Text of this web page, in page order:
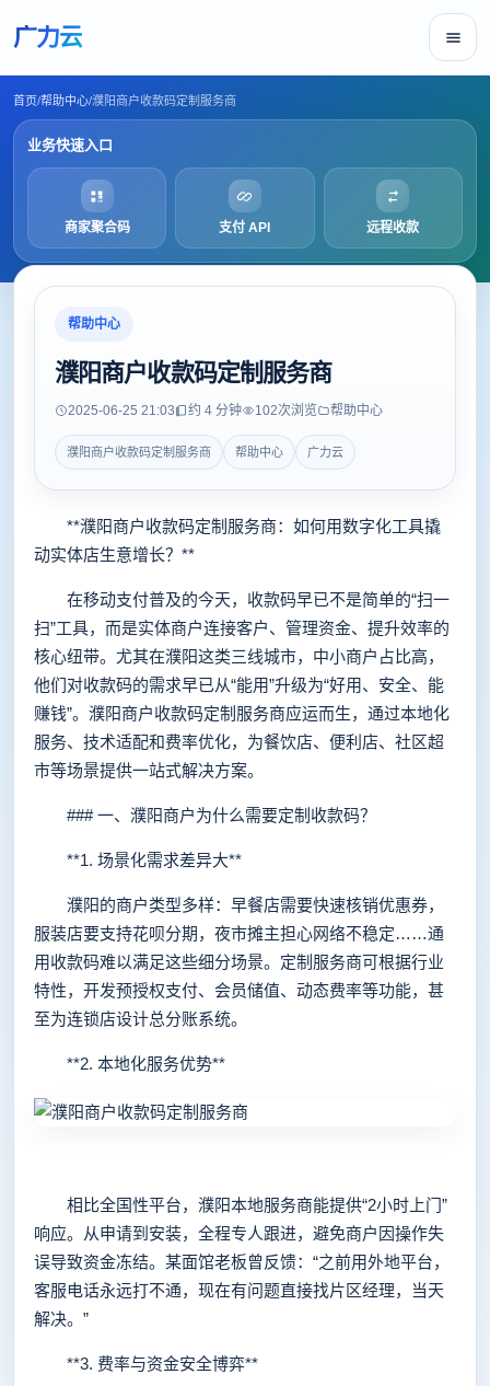
广力云
首页/帮助中心/濮阳商户收款码定制服务商
业务快速入口
商家聚合码 支付 API 远程收款
帮助中心
濮阳商户收款码定制服务商
2025-06-25 21:03 约 4 分钟 102次浏览 帮助中心
濮阳商户收款码定制服务商 帮助中心 广力云
**濮阳商户收款码定制服务商：如何用数字化工具撬
动实体店生意增长？**
在移动支付普及的今天，收款码早已不是简单的“扫一
扫”工具，而是实体商户连接客户、管理资金、提升效率的
核心纽带。尤其在濮阳这类三线城市，中小商户占比高，
他们对收款码的需求早已从“能用”升级为“好用、安全、能
赚钱”。濮阳商户收款码定制服务商应运而生，通过本地化
服务、技术适配和费率优化，为餐饮店、便利店、社区超
市等场景提供一站式解决方案。
### 一、濮阳商户为什么需要定制收款码？
**1. 场景化需求差异大**
濮阳的商户类型多样：早餐店需要快速核销优惠券，
服装店要支持花呗分期，夜市摊主担心网络不稳定……通
用收款码难以满足这些细分场景。定制服务商可根据行业
特性，开发预授权支付、会员储值、动态费率等功能，甚
至为连锁店设计总分账系统。
**2. 本地化服务优势**
相比全国性平台，濮阳本地服务商能提供“2小时上门”
响应。从申请到安装，全程专人跟进，避免商户因操作失
误导致资金冻结。某面馆老板曾反馈：“之前用外地平台，
客服电话永远打不通，现在有问题直接找片区经理，当天
解决。”
**3. 费率与资金安全博弈**